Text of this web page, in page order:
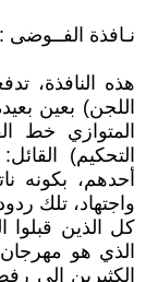
نـافذة الفــوضى :
هذه النافذة،
اللجن) بعين
المتوازي خط
التحكيم)
أحدهم، بكونه
واجتهاد، تلك
كل الذين
الذي هو
الكثيرين إلى